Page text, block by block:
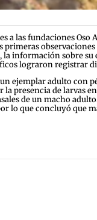
a las fundaciones
la información sobre
lograron registrar
ejemplar adulto con
presencia de larvas
de un macho
lo que concluyó